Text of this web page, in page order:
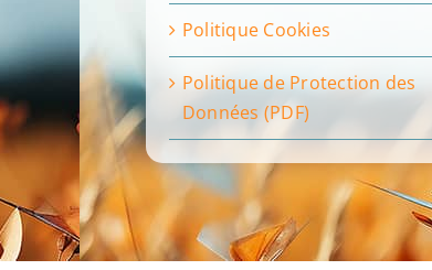
Politique Cookies
Politique de Protection des
Données (PDF)